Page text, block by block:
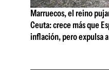
Marruecos, el reino
Ceuta: crece más que
inflación, pero expulsa